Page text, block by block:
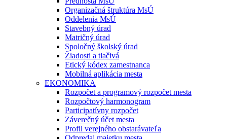
Organizačná štruktúra MsÚ
Oddelenia MsÚ
Stavebný úrad
Matričný úrad
Spoločný školský úrad
Žiadosti a tlačivá
Etický kódex zamestnanca
Mobilná aplikácia mesta
EKONOMIKA
Rozpočet a programový rozpočet mesta
Rozpočtový harmonogram
Participatívny rozpočet
Záverečný účet mesta
Profil verejného obstarávateľa